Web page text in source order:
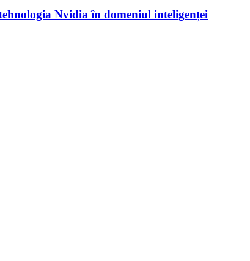
Nvidia în domeniul inteligenței